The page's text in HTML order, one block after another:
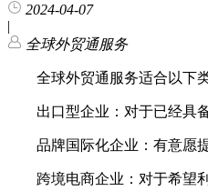
2024-04-07
|
全球外贸通服务
全球外贸通服务适合以下类
出口型企业：对于已经具备
品牌国际化企业：有意愿提
跨境电商企业：对于希望利